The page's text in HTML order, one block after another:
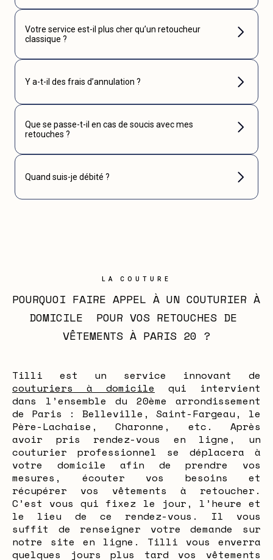
Votre service est-il plus cher qu’un retoucheur
classique ?
Y a-t-il des frais d’annulation ?
Que se passe-t-il en cas de soucis avec mes
retouches ?
Quand suis-je débité ?
LA COUTURE
POURQUOI FAIRE APPEL À UN COUTURIER À
DOMICILE  POUR VOS RETOUCHES DE
VÊTEMENTS À PARIS 20 ?
Tilli est un service innovant de
couturiers à domicile qui intervient
dans l’ensemble du 20ème arrondissement
de Paris : Belleville, Saint-Fargeau, le
Père-Lachaise, Charonne, etc. Après
avoir pris rendez-vous en ligne, un
couturier professionnel se déplacera à
votre domicile afin de prendre vos
mesures, écouter vos besoins et
récupérer vos vêtements à retoucher.
C’est vous qui fixez le jour, l’heure et
le lieu de ce rendez-vous. Il vous
suffit de renseigner votre demande sur
notre site en ligne. Tilli vous enverra
quelques jours plus tard vos vêtements